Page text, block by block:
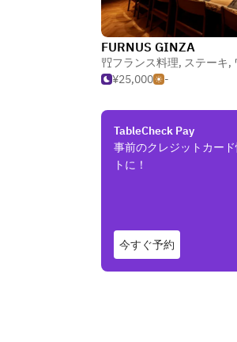
FURNUS GINZA
フランス料理, ステーキ,
¥25,000
-
TableCheck Pay
事前のクレジットカー
トに！
今すぐ予約